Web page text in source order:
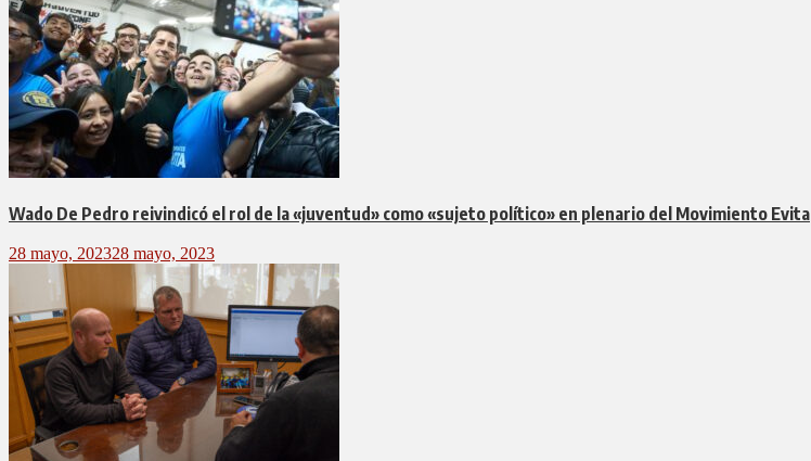
Wado De Pedro reivindicó el rol de la «juventud» como «sujeto político» en plenario del Movimiento Evita
28 mayo, 202328 mayo, 2023